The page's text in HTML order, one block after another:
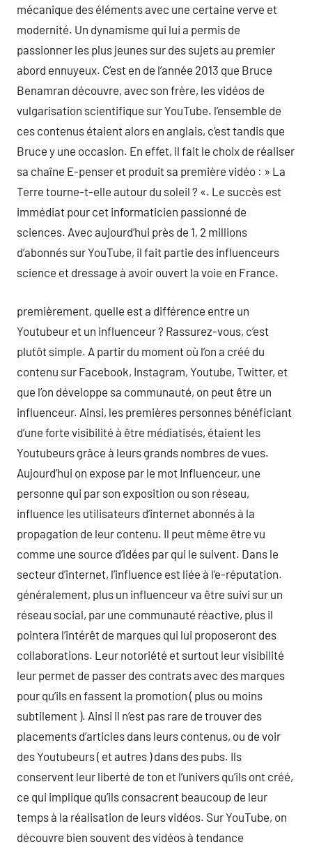
mécanique des éléments avec une certaine verve et
modernité. Un dynamisme qui lui a permis de
passionner les plus jeunes sur des sujets au premier
abord ennuyeux. C’est en de l’année 2013 que Bruce
Benamran découvre, avec son frère, les vidéos de
vulgarisation scientifique sur YouTube. l’ensemble de
ces contenus étaient alors en anglais, c’est tandis que
Bruce y une occasion. En effet, il fait le choix de réaliser
sa chaîne E-penser et produit sa première vidéo : » La
Terre tourne-t-elle autour du soleil ? «. Le succès est
immédiat pour cet informaticien passionné de
sciences. Avec aujourd’hui près de 1, 2 millions
d’abonnés sur YouTube, il fait partie des influenceurs
science et dressage à avoir ouvert la voie en France.
premièrement, quelle est a différence entre un
Youtubeur et un influenceur ? Rassurez-vous, c’est
plutôt simple. A partir du moment où l’on a créé du
contenu sur Facebook, Instagram, Youtube, Twitter, et
que l’on développe sa communauté, on peut être un
influenceur. Ainsi, les premières personnes bénéficiant
d’une forte visibilité à être médiatisés, étaient les
Youtubeurs grâce à leurs grands nombres de vues.
Aujourd’hui on expose par le mot Influenceur, une
personne qui par son exposition ou son réseau,
influence les utilisateurs d’internet abonnés à la
propagation de leur contenu. Il peut même être vu
comme une source d’idées par qui le suivent. Dans le
secteur d’internet, l’influence est liée à l’e-réputation.
généralement, plus un influenceur va être suivi sur un
réseau social, par une communauté réactive, plus il
pointera l’intérêt de marques qui lui proposeront des
collaborations. Leur notoriété et surtout leur visibilité
leur permet de passer des contrats avec des marques
pour qu’ils en fassent la promotion ( plus ou moins
subtilement ). Ainsi il n’est pas rare de trouver des
placements d’articles dans leurs contenus, ou de voir
des Youtubeurs ( et autres ) dans des pubs. Ils
conservent leur liberté de ton et l’univers qu’ils ont créé,
ce qui implique qu’ils consacrent beaucoup de leur
temps à la réalisation de leurs vidéos. Sur YouTube, on
découvre bien souvent des vidéos à tendance